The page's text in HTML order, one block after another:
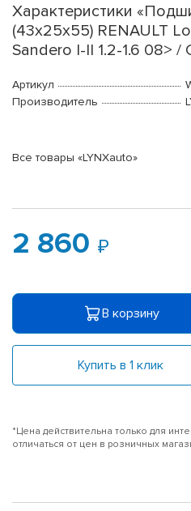
Характеристики
(43x25x55) RENAULT
Sandero I-II 1.2-1.6 08> /
Артикул
Производитель
Все товары «LYNXauto»
2 860
В корзину
Купить в 1 клик
*Цена действительна только для
отличаться от цен в розничных